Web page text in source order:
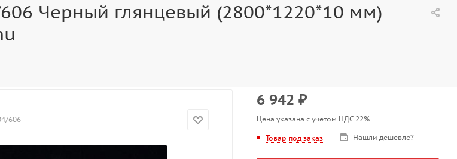
Черный глянцевый (2800*1220*10 мм)
606
6 942 ₽
Цена указана с учетом НДС 22%
Товар под заказ Нашли дешевле?